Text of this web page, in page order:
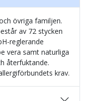
övriga familjen.
av 72 stycken
reglerande
vera samt naturliga
återfuktande.
krav.